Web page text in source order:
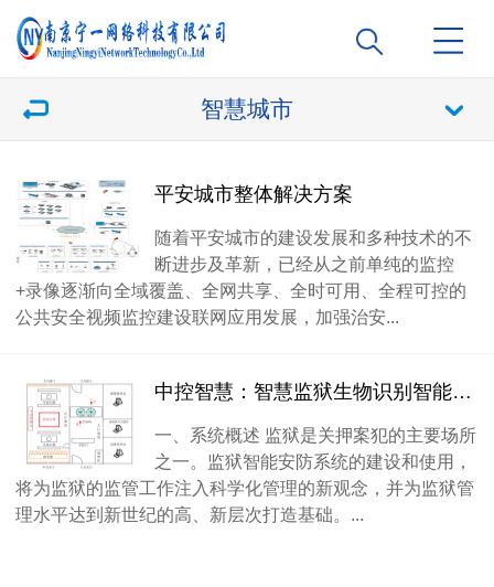
智慧城市
平安城市整体解决方案
随着平安城市的建设发展和多种技术的不
断进步及革新，已经从之前单纯的监控
+录像逐渐向全域覆盖、全网共享、全时可用、全程可控的
公共安全视频监控建设联网应用发展，加强治安...
中控智慧：智慧监狱生物识别智能管理系统解决方案
一、系统概述 监狱是关押案犯的主要场所
之一。监狱智能安防系统的建设和使用，
将为监狱的监管工作注入科学化管理的新观念，并为监狱管
理水平达到新世纪的高、新层次打造基础。...